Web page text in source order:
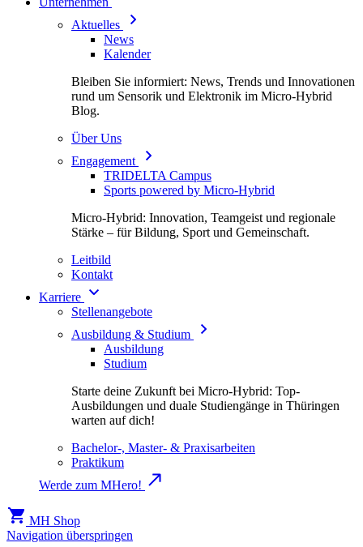
Aktuelles
News
Kalender
Bleiben Sie informiert: News, Trends und Innovationen
rund um Sensorik und Elektronik im Micro-Hybrid
Blog.
Über Uns
Engagement
TRIDELTA Campus
Sports powered by Micro-Hybrid
Micro-Hybrid: Innovation, Teamgeist und regionale
Stärke – für Bildung, Sport und Gemeinschaft.
Leitbild
Kontakt
Karriere
Stellenangebote
Ausbildung & Studium
Ausbildung
Studium
Starte deine Zukunft bei Micro-Hybrid: Top-
Ausbildungen und duale Studiengänge in Thüringen
warten auf dich!
Bachelor-, Master- & Praxisarbeiten
Praktikum
Werde zum MHero!
MH Shop
Navigation überspringen